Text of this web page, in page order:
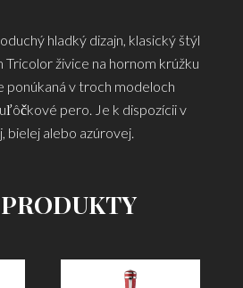
hladký dizajn, klasický štýl
živice na hornom krúžku
ponúkaná v troch modeloch
pero. Je k dispozícii v
bielej alebo azúrovej.